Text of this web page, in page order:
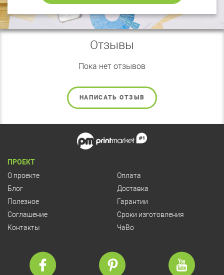
Отзывы
Пока нет отзывов
НАПИСАТЬ ОТЗЫВ
ПРОЕКТ
О проекте
Блог
Полезное
Соглашение
Контакты
Оплата
Доставка
Гарантии
Сроки изготовления
ЧаВо